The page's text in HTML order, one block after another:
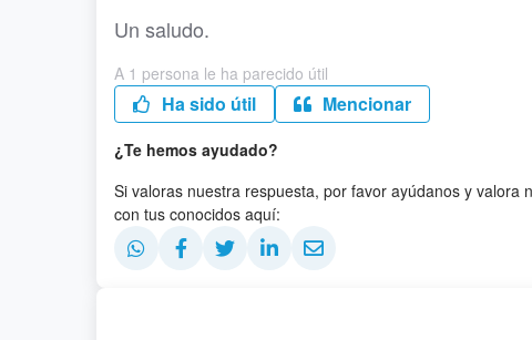
Un saludo.
A 1 persona le ha parecido útil
Ha sido útil Mencionar
¿Te hemos ayudado?
Si valoras nuestra respuesta, por favor ayúdanos y
con tus conocidos aquí: